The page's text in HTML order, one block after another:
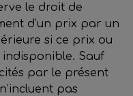
le droit de
d’un prix par un
si ce prix ou
Sauf
par le présent
pas